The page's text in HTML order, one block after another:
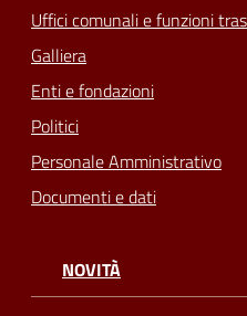
Uffici comunali e funzioni
Galliera
Enti e fondazioni
Politici
Personale Amministrativo
Documenti e dati
NOVITÀ